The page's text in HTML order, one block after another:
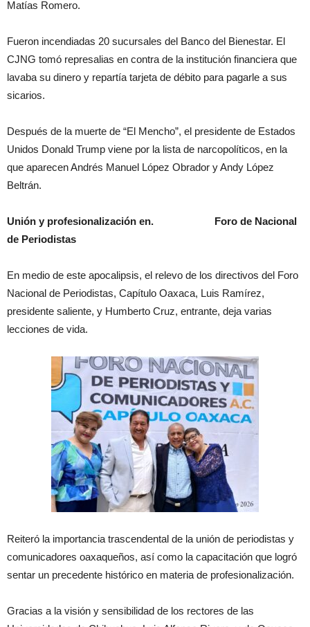
Matías Romero.
Fueron incendiadas 20 sucursales del Banco del Bienestar. El
CJNG tomó represalias en contra de la institución financiera que
lavaba su dinero y repartía tarjeta de débito para pagarle a sus
sicarios.
Después de la muerte de “El Mencho”, el presidente de Estados
Unidos Donald Trump viene por la lista de narcopolíticos, en la
que aparecen Andrés Manuel López Obrador y Andy López
Beltrán.
Unión y profesionalización en. Foro de Nacional
de Periodistas
En medio de este apocalipsis, el relevo de los directivos del Foro
Nacional de Periodistas, Capítulo Oaxaca, Luis Ramírez,
presidente saliente, y Humberto Cruz, entrante, deja varias
lecciones de vida.
Reiteró la importancia trascendental de la unión de periodistas y
comunicadores oaxaqueños, así como la capacitación que logró
sentar un precedente histórico en materia de profesionalización.
Gracias a la visión y sensibilidad de los rectores de las